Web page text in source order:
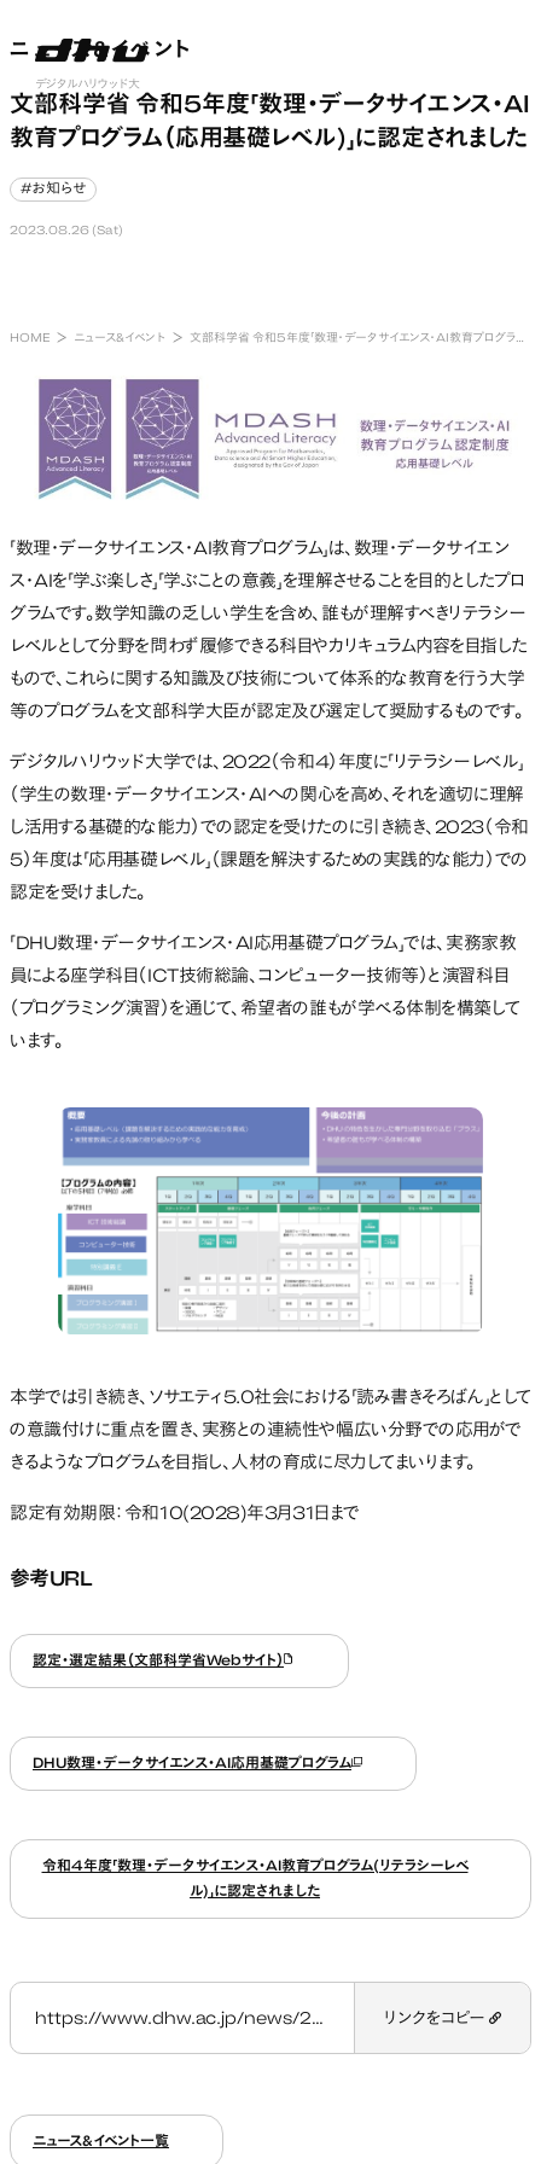
デジタルハリウッド大
学
open
ニュース&イベント
文部科学省 令和5年度「数理・データサイエンス・AI
教育プログラム（応用基礎レベル)」に認定されました
#お知らせ
2023.08.26 (Sat)
HOME ニュース&イベント 文部科学省 令和5年度「数理・データサイエンス・AI教育プログラム（応用基礎レベル)」に認定されました
「数理・データサイエンス・AI教育プログラム」は、数理・データサイエン
ス・AIを「学ぶ楽しさ」「学ぶことの意義」を理解させることを目的としたプロ
グラムです。数学知識の乏しい学生を含め、誰もが理解すべきリテラシー
レベルとして分野を問わず履修できる科目やカリキュラム内容を目指した
もので、これらに関する知識及び技術について体系的な教育を行う大学
等のプログラムを文部科学大臣が認定及び選定して奨励するものです。
デジタルハリウッド大学では、2022（令和4）年度に「リテラシーレベル」
（学生の数理・データサイエンス・AIへの関心を高め、それを適切に理解
し活用する基礎的な能力）での認定を受けたのに引き続き、2023（令和
5）年度は「応用基礎レベル」（課題を解決するための実践的な能力）での
認定を受けました。
「DHU数理・データサイエンス・AI応用基礎プログラム」では、実務家教
員による座学科目（ICT技術総論、コンピューター技術等）と演習科目
（プログラミング演習）を通じて、希望者の誰もが学べる体制を構築して
います。
本学では引き続き、ソサエティ5.0社会における「読み書きそろばん」として
の意識付けに重点を置き、実務との連続性や幅広い分野での応用がで
きるようなプログラムを目指し、人材の育成に尽力してまいります。
認定有効期限：令和10(2028)年3月31日まで
参考URL
認定・選定結果（文部科学省Webサイト） 新しいタブで開く
DHU数理・データサイエンス・AI応用基礎プログラム 新しいタブで開く
令和4年度「数理・データサイエンス・AI教育プログラム(リテラシーレベ
ル)」に認定されました
https://www.dhw.ac.jp/news/20230826_mdash/ リンクをコピー
ニュース&イベント一覧